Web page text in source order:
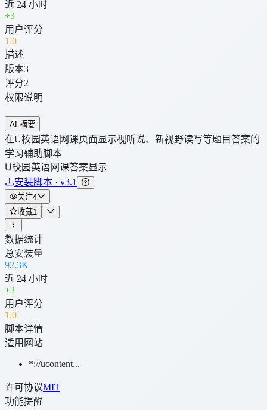
近 24 小时
+3
用户评分
1 .0
描述
版本3
评分2
权限说明
AI 摘要
在U校园英语网课页面显示视听说、新视野读写等题目答案的
学习辅助脚本
U校园英语网课答案显示
安装脚本 · v3.1
关注4
收藏1
数据统计
总安装量
92.3K
近 24 小时
+3
用户评分
1 .0
脚本详情
适用网站
*://ucontent...
许可协议MIT
功能提醒